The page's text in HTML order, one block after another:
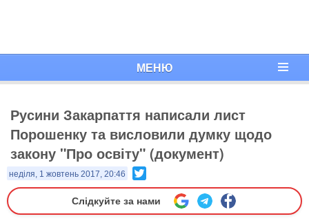
МЕНЮ
Русини Закарпаття написали лист
Порошенку та висловили думку щодо
закону "Про освіту" (документ)
неділя, 1 жовтень 2017, 20:46
Слідкуйте за нами